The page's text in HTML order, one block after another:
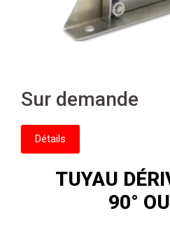
Sur demande
Détails
TUYAU
90°